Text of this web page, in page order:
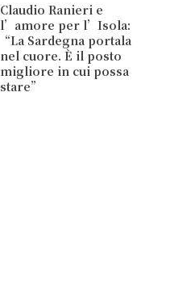
Claudio Ranieri e
l’amore per l’Isola:
“La Sardegna portala
nel cuore. È il posto
migliore in cui possa
stare”